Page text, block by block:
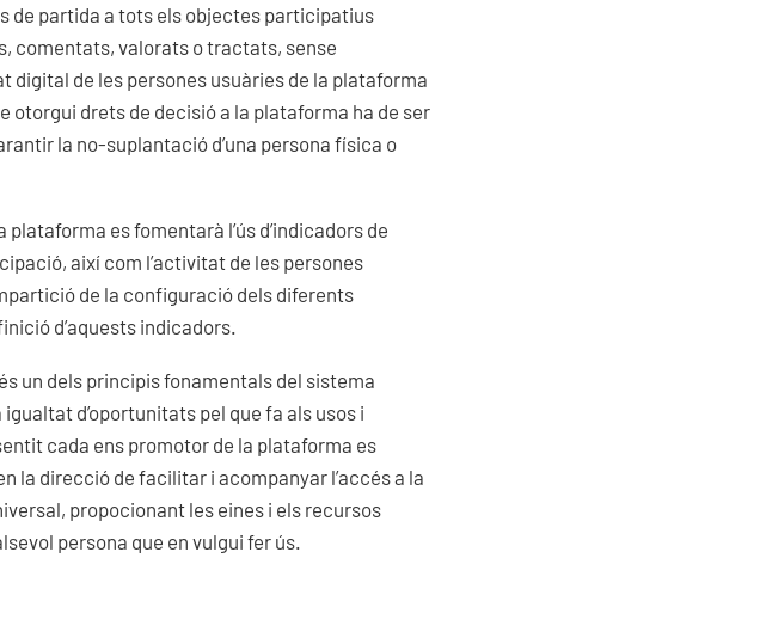
de partida a tots els objectes participatius
comentats, valorats o tractats, sense
de les persones usuàries de la plataforma
drets de decisió a la plataforma ha de ser
la no-suplantació d’una persona física o
es fomentarà l’ús d’indicadors de
així com l’activitat de les persones
de la configuració dels diferents
d’aquests indicadors.
un dels principis fonamentals del sistema
d’oportunitats pel que fa als usos i
cada ens promotor de la plataforma es
la direcció de facilitar i acompanyar l’accés a la
propocionant les eines i els recursos
persona que en vulgui fer ús.